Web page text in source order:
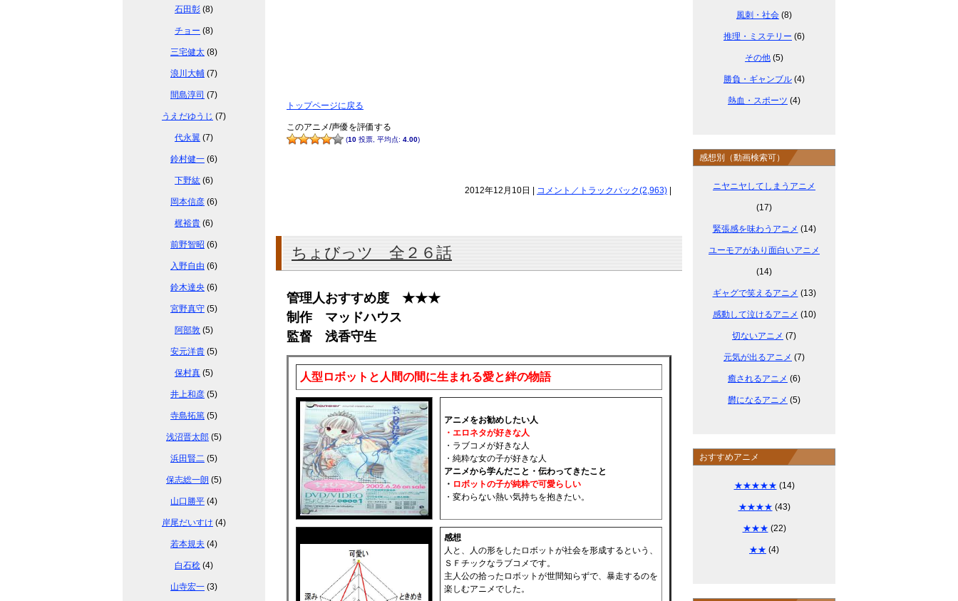
トップページに戻る
このアニメ/声優を評価する
(10 投票, 平均点: 4.00)
2012年12月10日 | コメント／トラックバック(2,963)
ちょびっツ 全２６話
管理人おすすめ度 ★★★
制作 マッドハウス
監督 浅香守生
人型ロボットと人間の間に生まれる愛と絆の物語
アニメをお勧めしたい人
・エロネタが好きな人
・ラブコメが好きな人
・純粋な女の子が好きな人
アニメから学んだこと・伝わってきたこと
・ ロボットの子が純粋で可愛らしい
・変わらない熱い気持ちを抱きたい。
感想
人と、人の形をしたロボットが社会を形成するという、
ＳＦチックなラブコメです。
主人公の拾ったロボットが世間知らずで、暴走するのを
楽しむアニメでした。
石田彰 (8)
チョー (8)
三宅健太 (8)
浪川大輔 (7)
間島淳司 (7)
うえだゆうじ (7)
代永翼 (7)
鈴村健一 (6)
下野紘 (6)
岡本信彦 (6)
梶裕貴 (6)
前野智昭 (6)
入野自由 (6)
鈴木達央 (6)
宮野真守 (5)
阿部敦 (5)
安元洋貴 (5)
保村真 (5)
井上和彦 (5)
寺島拓篤 (5)
浅沼晋太郎 (5)
浜田賢二 (5)
保志総一朗 (5)
山口勝平 (4)
岸尾だいすけ (4)
若本規夫 (4)
白石稔 (4)
山寺宏一 (3)
風刺・社会 (8)
推理・ミステリー (6)
その他 (5)
勝負・ギャンブル (4)
熱血・スポーツ (4)
感想別（動画検索可）
ニヤニヤしてしまうアニメ
(17)
緊張感を味わうアニメ (14)
ユーモアがあり面白いアニメ
(14)
ギャグで笑えるアニメ (13)
感動して泣けるアニメ (10)
切ないアニメ (7)
元気が出るアニメ (7)
癒されるアニメ (6)
欝になるアニメ (5)
おすすめアニメ
★★★★★ (14)
★★★★ (43)
★★★ (22)
★★ (4)